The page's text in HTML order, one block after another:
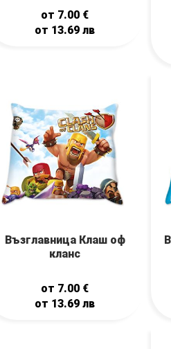
от 7.00 €
от 13.69лв
Възглавница Клаш оф
кланс
от 7.00 €
от 13.69лв